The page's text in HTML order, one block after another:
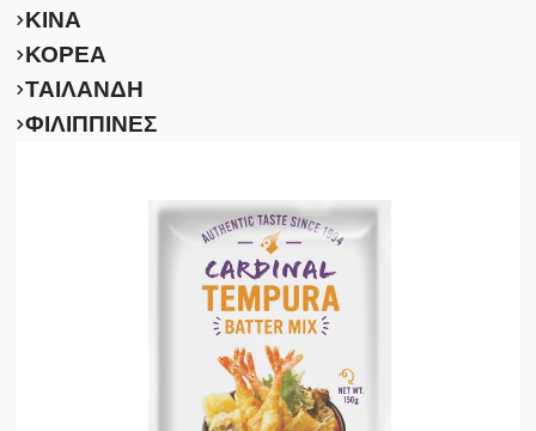
ΚINA
ΚΟΡΕΑ
ΤΑΙΛΑΝΔΗ
ΦΙΛΙΠΠΙΝΕΣ